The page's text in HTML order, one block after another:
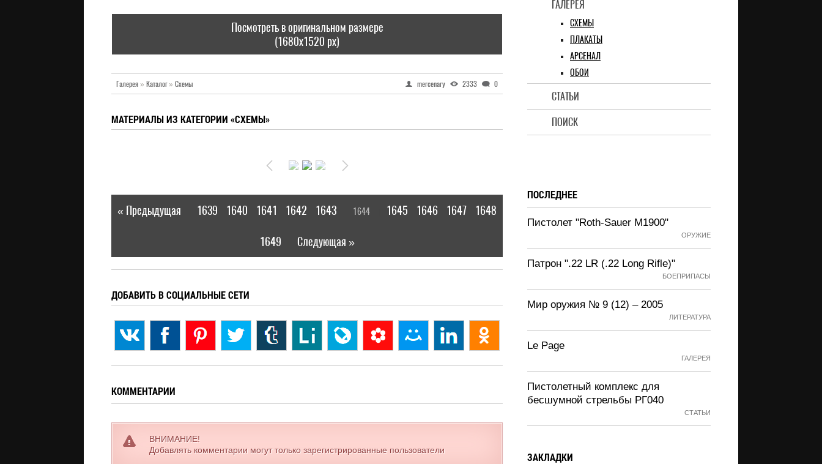
ГАЛЕРЕЯ
СХЕМЫ
ПЛАКАТЫ
АРСЕНАЛ
ОБОИ
СТАТЬИ
ПОИСК
Посмотреть в оригинальном размере
(1680x1520 px)
Галерея» Каталог» Схемы mercenary 2333 0
МАТЕРИАЛЫ ИЗ КАТЕГОРИИ «СХЕМЫ»
« Предыдущая 1639 1640 1641 1642 1643 1644 1645 1646 1647 1648
1649 Следующая »
ДОБАВИТЬ В СОЦИАЛЬНЫЕ СЕТИ
КОММЕНТАРИИ
ВНИМАНИЕ!
Добавлять комментарии могут только зарегистрированные пользователи
ПОСЛЕДНЕЕ
Пистолет "Roth-Sauer M1900"
ОРУЖИЕ
Патрон ".22 LR (.22 Long Rifle)"
БОЕПРИПАСЫ
Мир оружия № 9 (12) – 2005
ЛИТЕРАТУРА
Le Page
ГАЛЕРЕЯ
Пистолетный комплекс для
бесшумной стрельбы РГ040
СТАТЬИ
ЗАКЛАДКИ